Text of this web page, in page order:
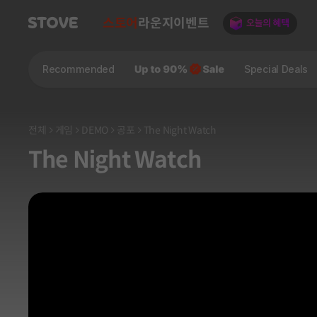
스토어 라운지 이벤트
Recommended Special Deals
전체 게임 DEMO 공포 The Night Watch
The Night Watch